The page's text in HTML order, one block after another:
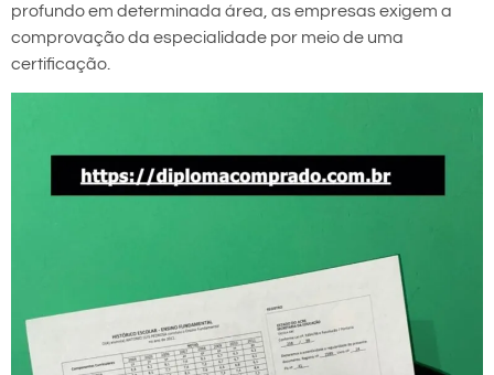
profundo em determinada área, as empresas exigem a
comprovação da especialidade por meio de uma
certificação.